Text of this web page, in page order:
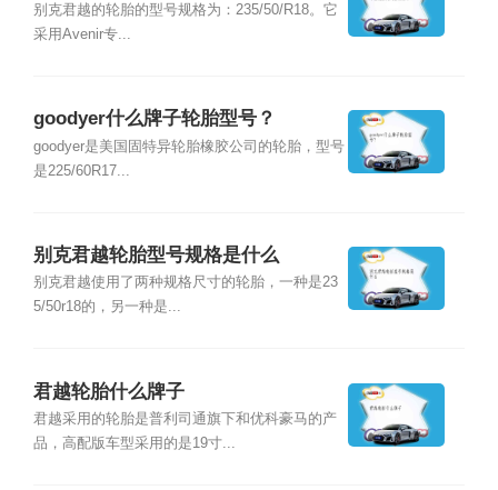
别克君越的轮胎的型号规格为：235/50/R18。它
采用Avenir专...
goodyer什么牌子轮胎型号？
goodyer是美国固特异轮胎橡胶公司的轮胎，型号
是225/60R17...
别克君越轮胎型号规格是什么
别克君越使用了两种规格尺寸的轮胎，一种是23
5/50r18的，另一种是...
君越轮胎什么牌子
君越采用的轮胎是普利司通旗下和优科豪马的产
品，高配版车型采用的是19寸...